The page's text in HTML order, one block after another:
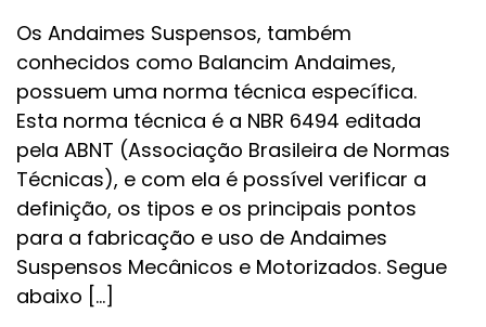
Os Andaimes Suspensos, também
conhecidos como Balancim Andaimes,
possuem uma norma técnica específica.
Esta norma técnica é a NBR 6494 editada
pela ABNT (Associação Brasileira de Normas
Técnicas), e com ela é possível verificar a
definição, os tipos e os principais pontos
para a fabricação e uso de Andaimes
Suspensos Mecânicos e Motorizados. Segue
abaixo […]